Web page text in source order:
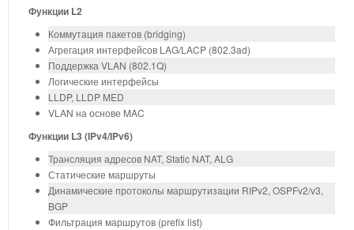
Функции L2
Коммутация пакетов (bridging)
Агрегация интерфейсов LAG/LACP (802.3ad)
Поддержка VLAN (802.1Q)
Логические интерфейсы
LLDP, LLDP MED
VLAN на основе MAC
Функции L3 (IPv4/IPv6)
Трансляция адресов NAT, Static NAT, ALG
Статические маршруты
Динамические протоколы маршрутизации RIPv2, OSPFv2/v3,
BGP
Фильтрация маршрутов (prefix list)